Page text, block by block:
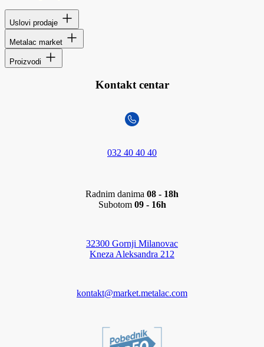
Uslovi prodaje
Metalac market
Proizvodi
Kontakt centar
032 40 40 40
Radnim danima 08 - 18h
Subotom 09 - 16h
32300 Gornji Milanovac
Kneza Aleksandra 212
kontakt@market.metalac.com